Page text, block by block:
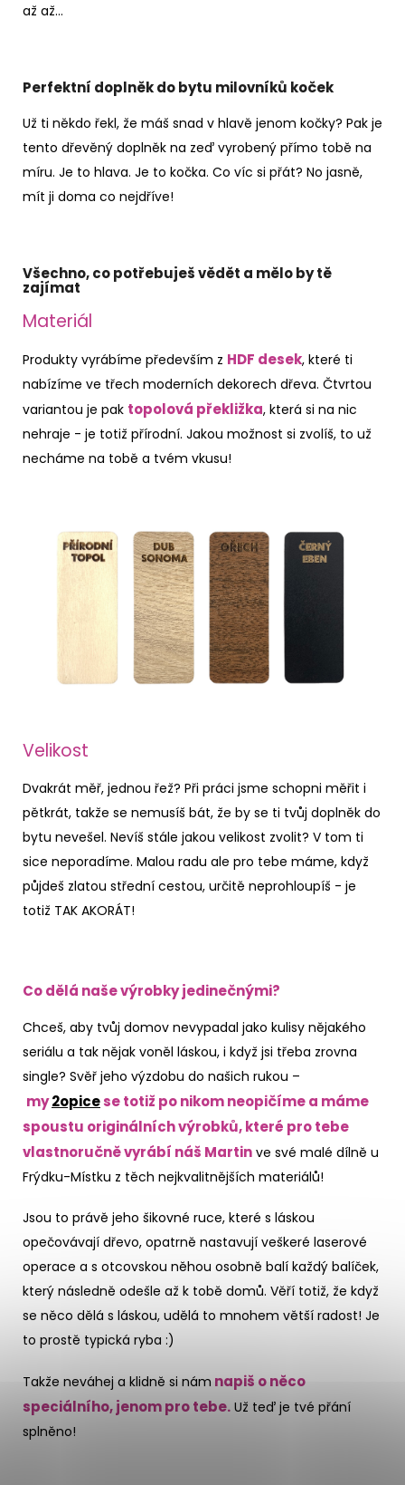
až až…
Perfektní doplněk do bytu milovníků koček
Už ti někdo řekl, že máš snad v hlavě jenom kočky? Pak je
tento dřevěný doplněk na zeď vyrobený přímo tobě na
míru. Je to hlava. Je to kočka. Co víc si přát? No jasně,
mít ji doma co nejdříve!
Všechno, co potřebuješ vědět a mělo by tě
zajímat
Materiál
Produkty vyrábíme především z HDF desek, které ti
nabízíme ve třech moderních dekorech dřeva. Čtvrtou
variantou je pak topolová překližka, která si na nic
nehraje - je totiž přírodní. Jakou možnost si zvolíš, to už
necháme na tobě a tvém vkusu!
Velikost
Dvakrát měř, jednou řež? Při práci jsme schopni měřit i
pětkrát, takže se nemusíš bát, že by se ti tvůj doplněk do
bytu nevešel. Nevíš stále jakou velikost zvolit? V tom ti
sice neporadíme. Malou radu ale pro tebe máme, když
půjdeš zlatou střední cestou, určitě neprohloupíš - je
totiž TAK AKORÁT!
Co dělá naše výrobky jedinečnými?
Chceš, aby tvůj domov nevypadal jako kulisy nějakého
seriálu a tak nějak voněl láskou, i když jsi třeba zrovna
single? Svěř jeho výzdobu do našich rukou –
my2opicese totiž po nikom neopičíme a máme
spoustu originálních výrobků, které pro tebe
vlastnoručně vyrábí náš Martin ve své malé dílně u
Frýdku-Místku z těch nejkvalitnějších materiálů!
Jsou to právě jeho šikovné ruce, které s láskou
opečovávají dřevo, opatrně nastavují veškeré laserové
operace a s otcovskou něhou osobně balí každý balíček,
který následně odešle až k tobě domů. Věří totiž, že když
se něco dělá s láskou, udělá to mnohem větší radost! Je
to prostě typická ryba :)
Takže neváhej a klidně si nám napiš o něco
speciálního, jenom pro tebe. Už teď je tvé přání
splněno!